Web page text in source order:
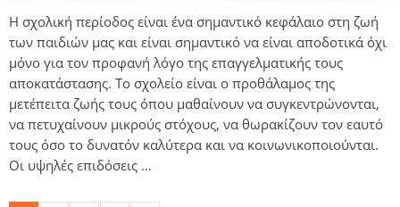
Η σχολική περίοδος είναι ένα σημαντικό κεφάλαιο στη ζωή
των παιδιών μας και είναι σημαντικό να είναι αποδοτικά όχι
μόνο για τον προφανή λόγο της επαγγελματικής τους
αποκατάστασης. Το σχολείο είναι ο προθάλαμος της
μετέπειτα ζωής τους όπου μαθαίνουν να συγκεντρώνονται,
να πετυχαίνουν μικρούς στόχους, να θωρακίζουν τον εαυτό
τους όσο το δυνατόν καλύτερα και να κοινωνικοποιούνται.
Οι υψηλές επιδόσεις …